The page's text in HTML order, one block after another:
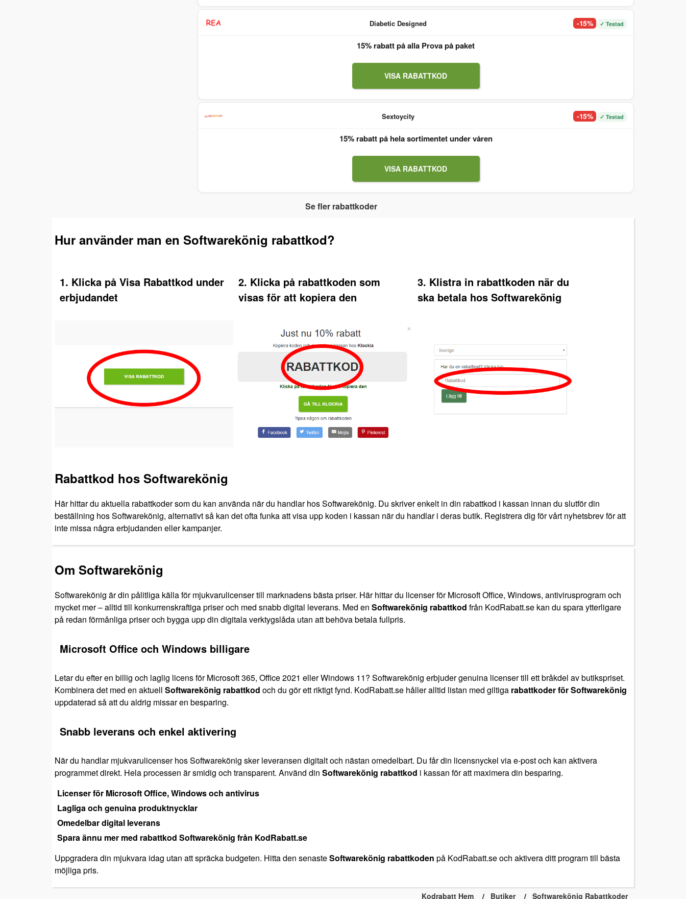
Diabetic Designed -15% ✓ Testad
15% rabatt på alla Prova på paket
VISA RABATTKOD
Sextoycity -15% ✓ Testad
15% rabatt på hela sortimentet under våren
VISA RABATTKOD
Se fler rabattkoder
Hur använder man en Softwarekönig rabattkod?
1. Klicka på Visa Rabattkod under
erbjudandet
2. Klicka på rabattkoden som
visas för att kopiera den
3. Klistra in rabattkoden när du
ska betala hos Softwarekönig
Rabattkod hos Softwarekönig
Här hittar du aktuella rabattkoder som du kan använda när du handlar hos Softwarekönig. Du skriver enkelt in din rabattkod i kassan innan du slutför din
beställning hos Softwarekönig, alternativt så kan det ofta funka att visa upp koden i kassan när du handlar i deras butik. Registrera dig för vårt nyhetsbrev för att
inte missa några erbjudanden eller kampanjer.
Om Softwarekönig
Softwarekönig är din pålitliga källa för mjukvarulicenser till marknadens bästa priser. Här hittar du licenser för Microsoft Office, Windows, antivirusprogram och
mycket mer – alltid till konkurrenskraftiga priser och med snabb digital leverans. Med en Softwarekönig rabattkod från KodRabatt.se kan du spara ytterligare
på redan förmånliga priser och bygga upp din digitala verktygslåda utan att behöva betala fullpris.
Microsoft Office och Windows billigare
Letar du efter en billig och laglig licens för Microsoft 365, Office 2021 eller Windows 11? Softwarekönig erbjuder genuina licenser till ett bråkdel av butikspriset.
Kombinera det med en aktuell Softwarekönig rabattkod och du gör ett riktigt fynd. KodRabatt.se håller alltid listan med giltiga rabattkoder för Softwarekönig
uppdaterad så att du aldrig missar en besparing.
Snabb leverans och enkel aktivering
När du handlar mjukvarulicenser hos Softwarekönig sker leveransen digitalt och nästan omedelbart. Du får din licensnyckel via e-post och kan aktivera
programmet direkt. Hela processen är smidig och transparent. Använd din Softwarekönig rabattkod i kassan för att maximera din besparing.
Licenser för Microsoft Office, Windows och antivirus
Lagliga och genuina produktnycklar
Omedelbar digital leverans
Spara ännu mer med rabattkod Softwarekönig från KodRabatt.se
Uppgradera din mjukvara idag utan att spräcka budgeten. Hitta den senasteSoftwarekönig rabattkoden på KodRabatt.se och aktivera ditt program till bästa
möjliga pris.
Kodrabatt Hem Butiker Softwarekönig Rabattkoder